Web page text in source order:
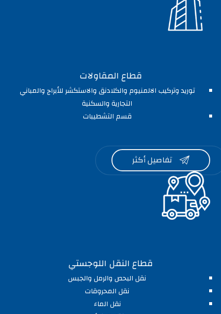
قطاع المقاولات
توريد وتركيب الالمنيوم والكلادنق والاستكشر للأبراج والمباني
التجارية والسكنية
قسم التشطيبات
 تفاصيل أكثر
قطاع النقل اللوجستي
نقل البحص والرمل والجبس
نقل المحروقات
نقل الماء